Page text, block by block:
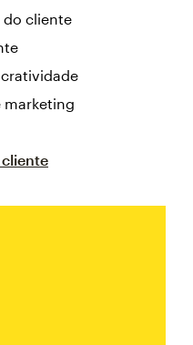
do cliente
marketing